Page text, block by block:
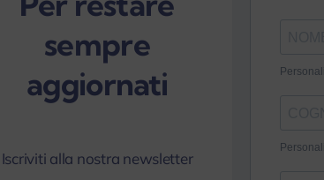
sempre
aggiornati
Iscriviti alla nostra newsletter